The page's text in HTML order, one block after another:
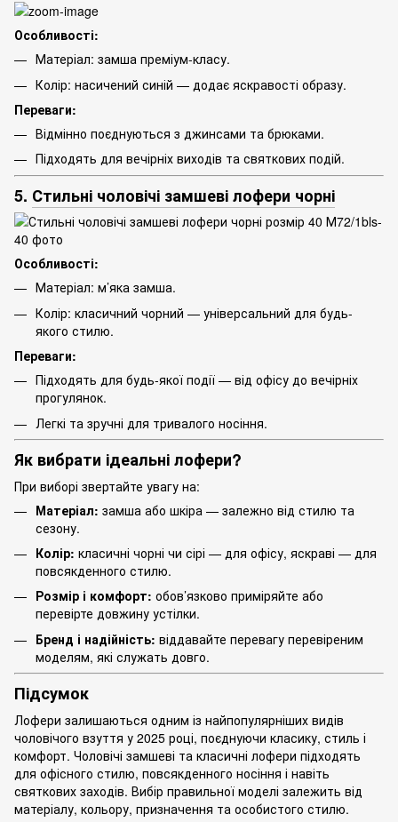
Особливості:
Матеріал: замша преміум-класу.
Колір: насичений синій — додає яскравості образу.
Переваги:
Відмінно поєднуються з джинсами та брюками.
Підходять для вечірніх виходів та святкових подій.
5. Стильні чоловічі замшеві лофери чорні
Особливості:
Матеріал: м’яка замша.
Колір: класичний чорний — універсальний для будь-
якого стилю.
Переваги:
Підходять для будь-якої події — від офісу до вечірніх
прогулянок.
Легкі та зручні для тривалого носіння.
Як вибрати ідеальні лофери?
При виборі звертайте увагу на:
Матеріал: замша або шкіра — залежно від стилю та
сезону.
Колір: класичні чорні чи сірі — для офісу, яскраві — для
повсякденного стилю.
Розмір і комфорт: обов’язково приміряйте або
перевірте довжину устілки.
Бренд і надійність: віддавайте перевагу перевіреним
моделям, які служать довго.
Підсумок
Лофери залишаються одним із найпопулярніших видів
чоловічого взуття у 2025 році, поєднуючи класику, стиль і
комфорт. Чоловічі замшеві та класичні лофери підходять
для офісного стилю, повсякденного носіння і навіть
святкових заходів. Вибір правильної моделі залежить від
матеріалу, кольору, призначення та особистого стилю.